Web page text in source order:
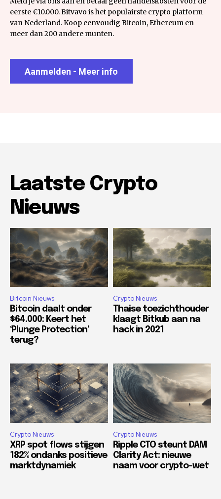
eerste €10.000. Bitvavo is het populairste crypto platform
van Nederland. Koop eenvoudig Bitcoin, Ethereum en
meer dan 200 andere munten.
Aanmelden - Meer info
Laatste Crypto
Nieuws
Bitcoin Nieuws
Bitcoin daalt onder
$64.000: Keert het
‘Plunge Protection’
terug?
Crypto Nieuws
Thaise toezichthouder
klaagt Bitkub aan na
hack in 2021
Crypto Nieuws
XRP spot flows stijgen
182% ondanks positieve
marktdynamiek
Crypto Nieuws
Ripple CTO steunt DAM
Clarity Act: nieuwe
naam voor crypto-wet